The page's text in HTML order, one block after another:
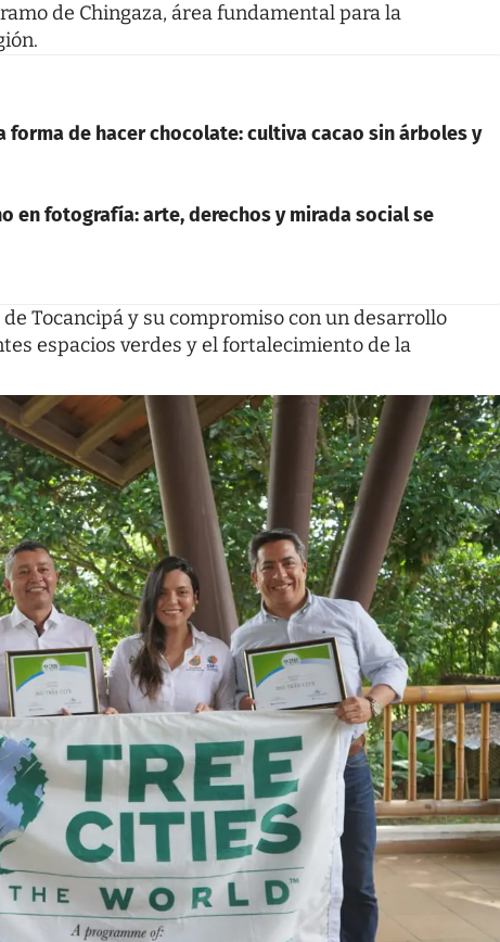
de Chingaza, área fundamental para la
forma de hacer chocolate: cultiva cacao sin árboles y
en fotografía: arte, derechos y mirada social se
Tocancipá y su compromiso con un desarrollo
espacios verdes y el fortalecimiento de la